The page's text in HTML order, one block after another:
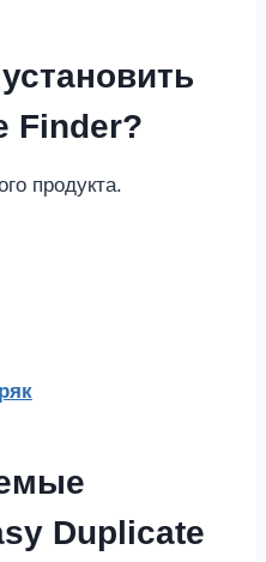
Finder?
продукта.
Duplicate